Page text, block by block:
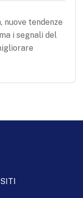
tendenze
i segnali del